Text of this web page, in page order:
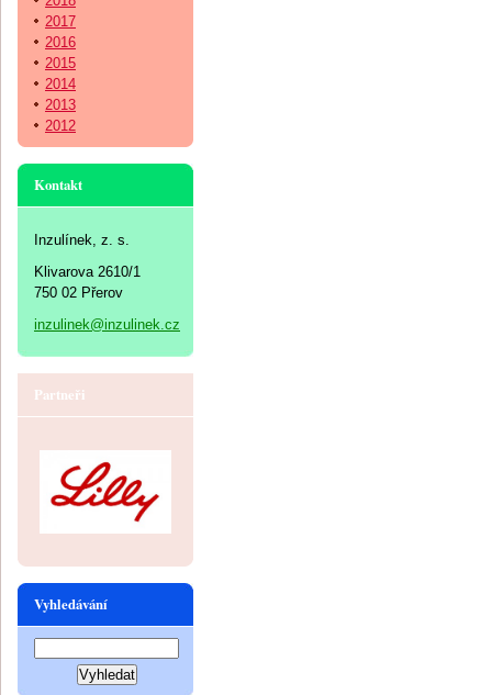
2017
2016
2015
2014
2013
2012
Kontakt
Inzulínek, z. s.
Klivarova 2610/1
750 02 Přerov
inzulinek@inzulinek.cz
Partneři
Vyhledávání